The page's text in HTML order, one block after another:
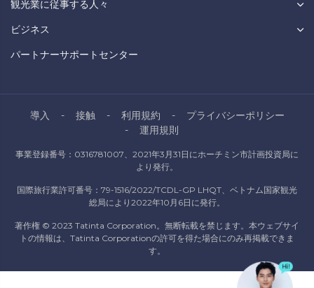
観光業に従事する人々
ビジネス
パートナーサポートセンター
導入 接触 利用規約
プライバシーポリシー
運用規則
事業登録番号：0316781007、2021年3月31日にホーチミン市計画投資局に
より発行。
国際旅行業許可番号：79-1516/2022/TCDL-GP LHQT、ベトナム国家観光
総局により2022年10月6日に発行。
著作権 © 2023 Tatinta Corporation。無断転載を禁じます。本ウェブサイ
トの情報は、Tatinta Corporationの許可を得た場合にのみ再掲載できま
す。